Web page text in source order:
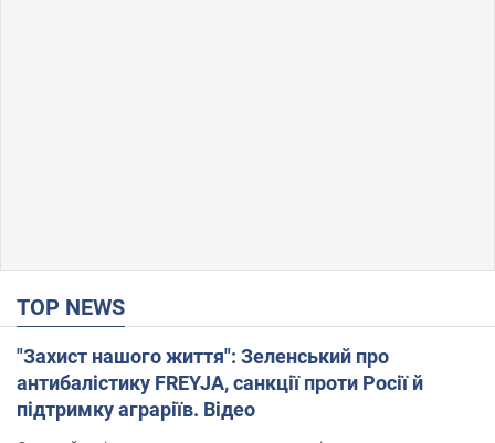
TOP NEWS
"Захист нашого життя": Зеленський про
антибалістику FREYJA, санкції проти Росії й
підтримку аграріїв. Відео